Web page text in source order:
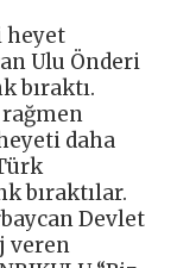
heyet
Ulu Önderi
bıraktı.
daha
bıraktılar.
Devlet
veren